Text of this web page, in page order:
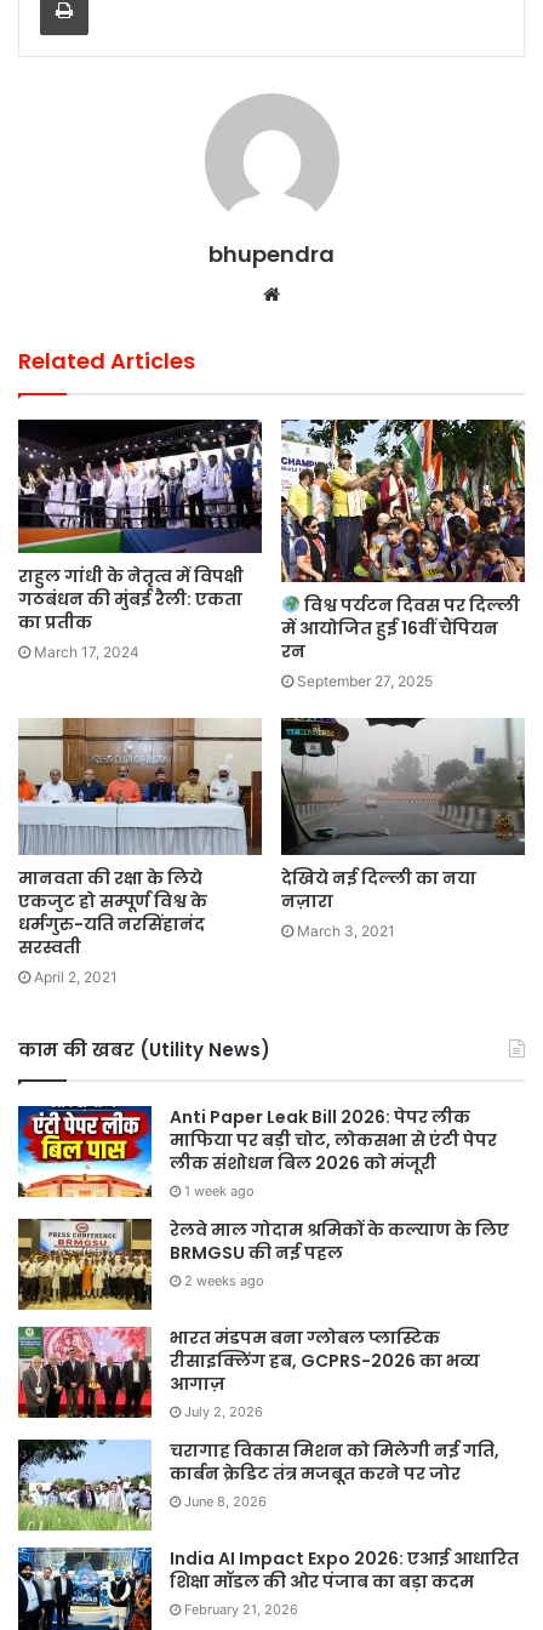
k
bhupendra
Website
Related Articles
राहुल गांधी के नेतृत्व में विपक्षी
गठबंधन की मुंबई रैली: एकता
का प्रतीक
March 17, 2024
विश्व पर्यटन दिवस पर दिल्ली
में आयोजित हुई 16वीं चैंपियन
रन
September 27, 2025
मानवता की रक्षा के लिये
एकजुट हो सम्पूर्ण विश्व के
धर्मगुरु-यति नरसिंहानंद
सरस्वती
April 2, 2021
देखिये नई दिल्ली का नया
नज़ारा
March 3, 2021
काम की खबर (Utility News)
Anti Paper Leak Bill 2026: पेपर लीक
माफिया पर बड़ी चोट, लोकसभा से एंटी पेपर
लीक संशोधन बिल 2026 को मंजूरी
1 week ago
रेलवे माल गोदाम श्रमिकों के कल्याण के लिए
BRMGSU की नई पहल
2 weeks ago
भारत मंडपम बना ग्लोबल प्लास्टिक
रीसाइक्लिंग हब, GCPRS-2026 का भव्य
आगाज़
July 2, 2026
चरागाह विकास मिशन को मिलेगी नई गति,
कार्बन क्रेडिट तंत्र मजबूत करने पर जोर
June 8, 2026
India AI Impact Expo 2026: एआई आधारित
शिक्षा मॉडल की ओर पंजाब का बड़ा कदम
February 21, 2026